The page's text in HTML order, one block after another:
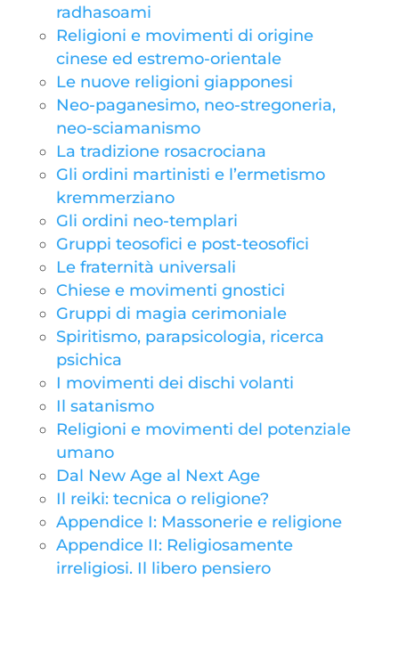
radhasoami
Religioni e movimenti di origine
cinese ed estremo-orientale
Le nuove religioni giapponesi
Neo-paganesimo, neo-stregoneria,
neo-sciamanismo
La tradizione rosacrociana
Gli ordini martinisti e l’ermetismo
kremmerziano
Gli ordini neo-templari
Gruppi teosofici e post-teosofici
Le fraternità universali
Chiese e movimenti gnostici
Gruppi di magia cerimoniale
Spiritismo, parapsicologia, ricerca
psichica
I movimenti dei dischi volanti
Il satanismo
Religioni e movimenti del potenziale
umano
Dal New Age al Next Age
Il reiki: tecnica o religione?
Appendice I: Massonerie e religione
Appendice II: Religiosamente
irreligiosi. Il libero pensiero